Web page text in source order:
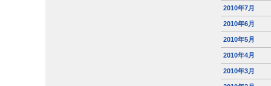
2010年7月
2010年6月
2010年5月
2010年4月
2010年3月